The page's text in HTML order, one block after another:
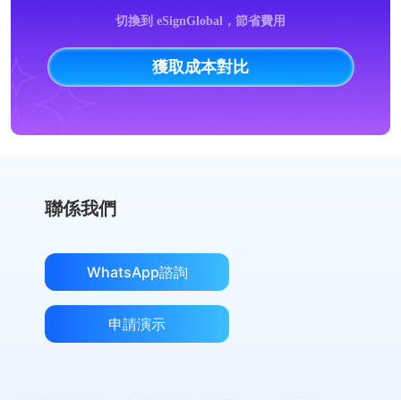
切換到 eSignGlobal，節省費用
獲取成本對比
聯係我們
WhatsApp諮詢
申請演示